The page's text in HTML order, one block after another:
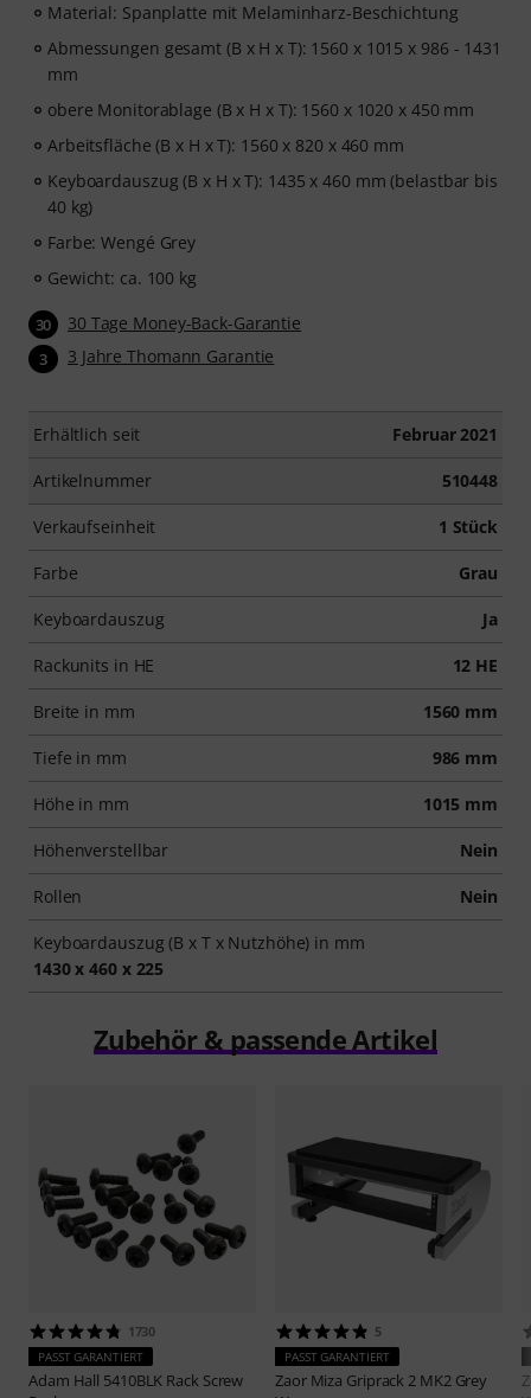
Material: Spanplatte mit Melaminharz-Beschichtung
Abmessungen gesamt (B x H x T): 1560 x 1015 x 986 - 1431
mm
obere Monitorablage (B x H x T): 1560 x 1020 x 450 mm
Arbeitsfläche (B x H x T): 1560 x 820 x 460 mm
Keyboardauszug (B x H x T): 1435 x 460 mm (belastbar bis
40 kg)
Farbe: Wengé Grey
Gewicht: ca. 100 kg
30 30 Tage Money-Back-Garantie
3 3 Jahre Thomann Garantie
Erhältlich seit Februar 2021
Artikelnummer 510448
Verkaufseinheit 1 Stück
Farbe Grau
Keyboardauszug Ja
Rackunits in HE 12 HE
Breite in mm 1560 mm
Tiefe in mm 986 mm
Höhe in mm 1015 mm
Höhenverstellbar Nein
Rollen Nein
Keyboardauszug (B x T x Nutzhöhe) in mm
1430 x 460 x 225
Zubehör & passende Artikel
1730
PASST GARANTIERT
Adam Hall 5410BLK Rack Screw
5
PASST GARANTIERT
Zaor Miza Griprack 2 MK2 Grey